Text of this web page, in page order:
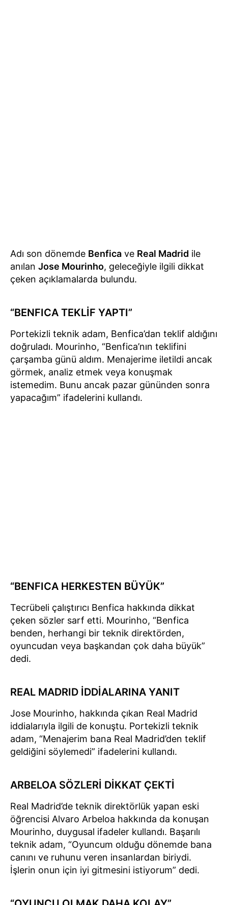
Adı son dönemde Benfica ve Real Madrid ile
anılan Jose Mourinho, geleceğiyle ilgili dikkat
çeken açıklamalarda bulundu.
“BENFICA TEKLİF YAPTI”
Portekizli teknik adam, Benfica’dan teklif aldığını
doğruladı. Mourinho, “Benfica’nın teklifini
çarşamba günü aldım. Menajerime iletildi ancak
görmek, analiz etmek veya konuşmak
istemedim. Bunu ancak pazar gününden sonra
yapacağım” ifadelerini kullandı.
“BENFICA HERKESTEN BÜYÜK”
Tecrübeli çalıştırıcı Benfica hakkında dikkat
çeken sözler sarf etti. Mourinho, “Benfica
benden, herhangi bir teknik direktörden,
oyuncudan veya başkandan çok daha büyük”
dedi.
REAL MADRID İDDİALARINA YANIT
Jose Mourinho, hakkında çıkan Real Madrid
iddialarıyla ilgili de konuştu. Portekizli teknik
adam, “Menajerim bana Real Madrid’den teklif
geldiğini söylemedi” ifadelerini kullandı.
ARBELOA SÖZLERİ DİKKAT ÇEKTİ
Real Madrid’de teknik direktörlük yapan eski
öğrencisi Alvaro Arbeloa hakkında da konuşan
Mourinho, duygusal ifadeler kullandı. Başarılı
teknik adam, “Oyuncum olduğu dönemde bana
canını ve ruhunu veren insanlardan biriydi.
İşlerin onun için iyi gitmesini istiyorum” dedi.